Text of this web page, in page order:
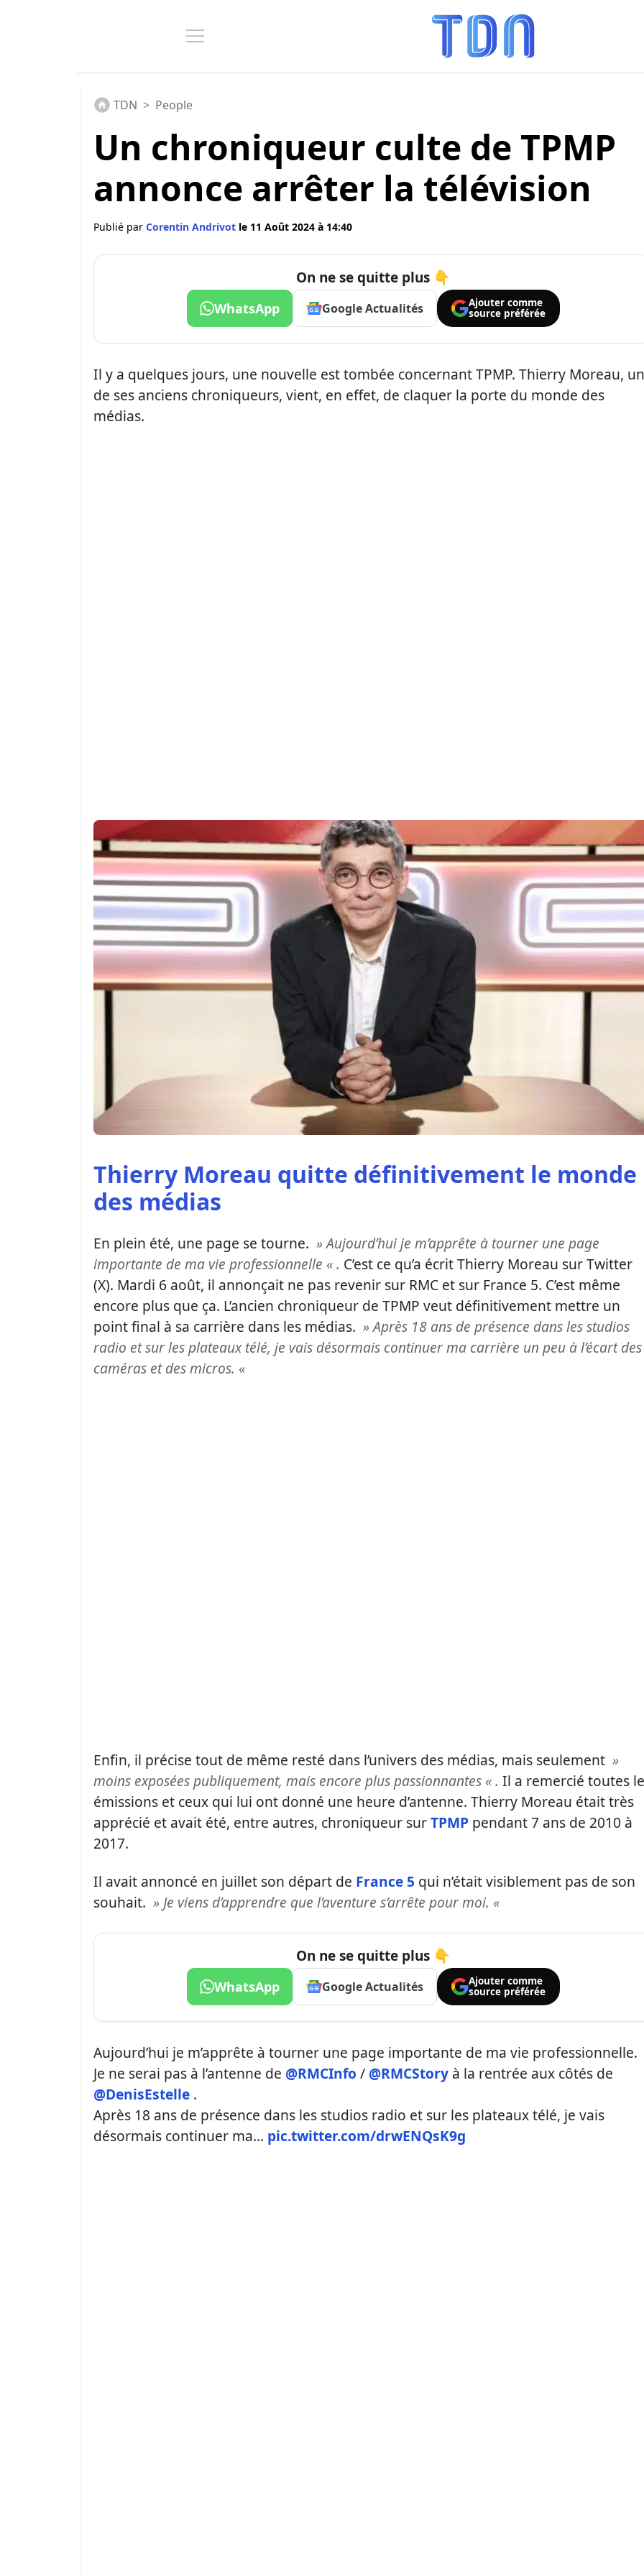
TDN > People
Un chroniqueur culte de TPMP
annonce arrêter la télévision
Publié par Corentin Andrivot le 11 Août 2024 à 14:40
On ne se quitte plus 👇
WhatsApp Google Actualités
Ajouter comme
source préférée
Il y a quelques jours, une nouvelle est tombée concernant TPMP. Thierry Moreau, un
de ses anciens chroniqueurs, vient, en effet, de claquer la porte du monde des
médias.
Thierry Moreau quitte définitivement le monde
des médias
En plein été, une page se tourne. » Aujourd’hui je m’apprête à tourner une page
importante de ma vie professionnelle « . C’est ce qu’a écrit Thierry Moreau sur Twitter
(X). Mardi 6 août, il annonçait ne pas revenir sur RMC et sur France 5. C’est même
encore plus que ça. L’ancien chroniqueur de TPMP veut définitivement mettre un
point final à sa carrière dans les médias. » Après 18 ans de présence dans les studios
radio et sur les plateaux télé, je vais désormais continuer ma carrière un peu à l’écart des
caméras et des micros. «
Enfin, il précise tout de même resté dans l’univers des médias, mais seulement »
moins exposées publiquement, mais encore plus passionnantes « . Il a remercié toutes
émissions et ceux qui lui ont donné une heure d’antenne. Thierry Moreau était très
apprécié et avait été, entre autres, chroniqueur surTPMP pendant 7 ans de 2010 à
2017.
Il avait annoncé en juillet son départ de France 5 qui n’était visiblement pas de son
souhait. » Je viens d’apprendre que l’aventure s’arrête pour moi. «
On ne se quitte plus 👇
WhatsApp Google Actualités
Ajouter comme
source préférée
Aujourd’hui je m’apprête à tourner une page importante de ma vie professionnelle.
Je ne serai pas à l’antenne de @RMCInfo / @RMCStory à la rentrée aux côtés de
@DenisEstelle .
Après 18 ans de présence dans les studios radio et sur les plateaux télé, je vais
désormais continuer ma… pic.twitter.com/drwENQsK9g